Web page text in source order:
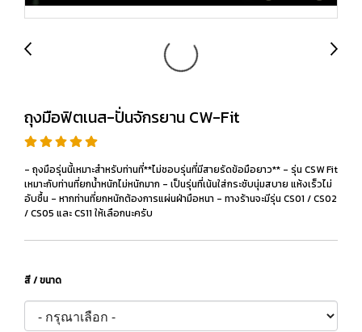
ถุงมือฟิตเนส-ปั่นจักรยาน CW-Fit
- ถุงมือรุ่นนี้เหมาะสำหรับท่านที่**ไม่ชอบรุ่นที่มีสายรัดข้อมือยาว** - รุ่น CSW Fit
เหมาะกับท่านที่ยกน้ำหนักไม่หนักมาก - เป็นรุ่นที่เน้นใส่กระชับนุ่มสบาย แห้งเร็วไม่
อับชื้น - หากท่านที่ยกหนักต้องการแผ่นฝ่ามือหนา - ทางร้านจะมีรุ่น CS01 / CS02
/ CS05 และ CS11 ให้เลือกนะครับ
สี / ขนาด